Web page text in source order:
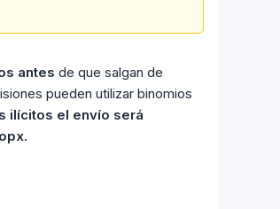
antes de que salgan de
pueden utilizar binomios
ilícitos el envío será